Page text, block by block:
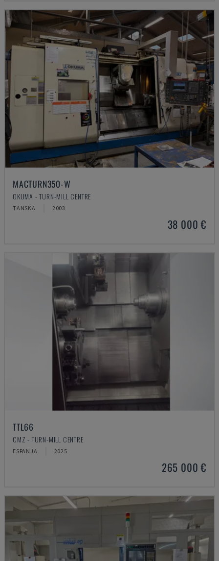
MACTURN350-W
OKUMA - TURN-MILL CENTRE
TANSKA 2003
38 000 €
TTL66
CMZ - TURN-MILL CENTRE
ESPANJA 2025
265 000 €